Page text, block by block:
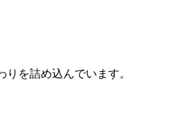
を詰め込んでいます。